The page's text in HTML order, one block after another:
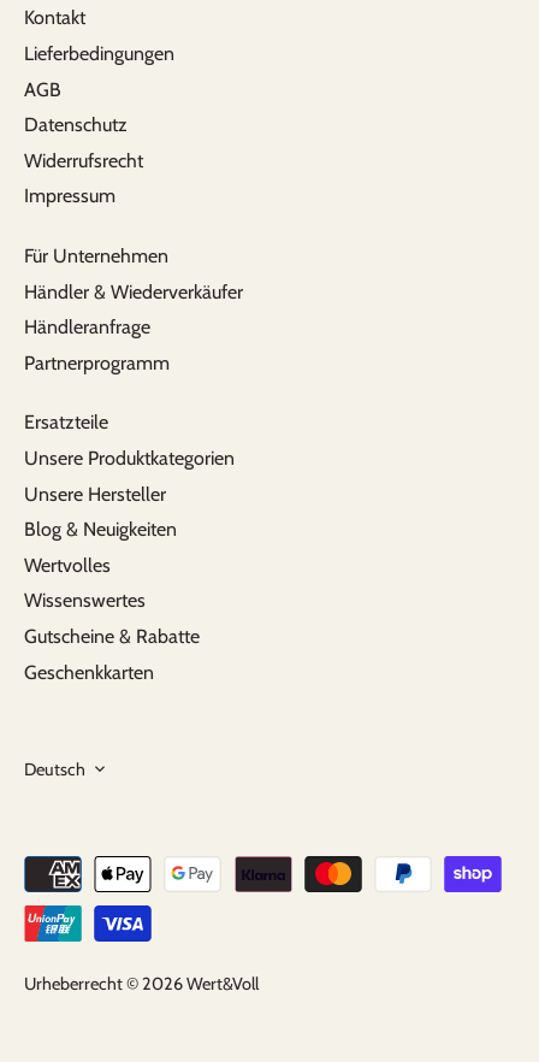
Kontakt
Lieferbedingungen
AGB
Datenschutz
Widerrufsrecht
Impressum
Für Unternehmen
Händler & Wiederverkäufer
Händleranfrage
Partnerprogramm
Ersatzteile
Unsere Produktkategorien
Unsere Hersteller
Blog & Neuigkeiten
Wertvolles
Wissenswertes
Gutscheine & Rabatte
Geschenkkarten
Sprache
Deutsch
Urheberrecht © 2026Wert&Voll